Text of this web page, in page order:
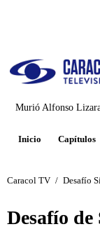
Murió Alfonso
Inicio Capítulos
Caracol TV / Desafío
Desafío